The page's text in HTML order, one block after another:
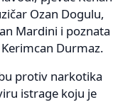
Ozan Dogulu,
Mardini i poznata
Durmaz.
protiv narkotika
istrage koju je